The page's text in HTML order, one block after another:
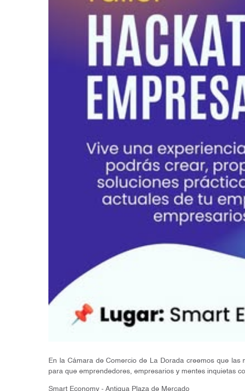
En la Cámara de Comercio de La Dorada creemos que
para que emprendedores, empresarios y mentes inquietas
Smart Economy - Antigua Plaza de Mercado